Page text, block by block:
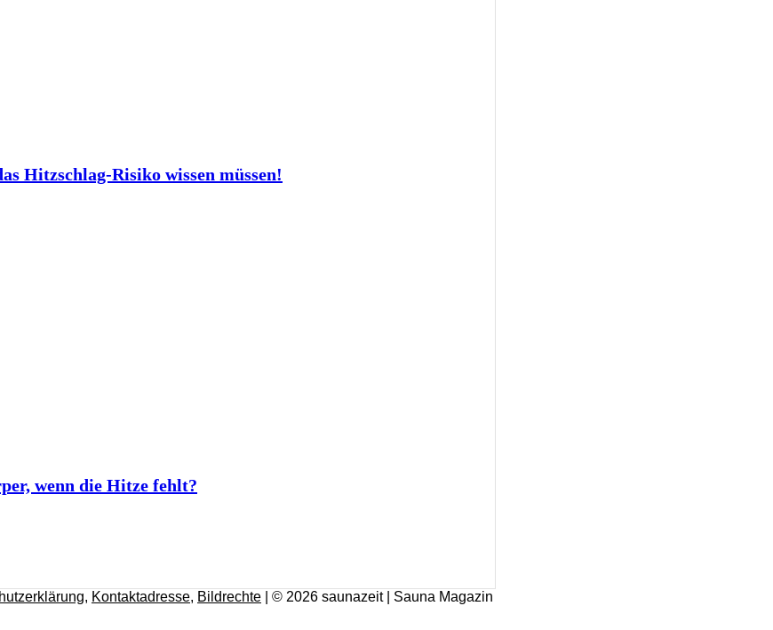
Hitzschlag-Risiko wissen müssen!
wenn die Hitze fehlt?
, Kontaktadresse, Bildrechte | © 2026 saunazeit | Sauna Magazin